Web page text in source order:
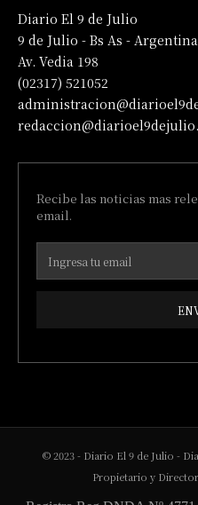
Diario El 9 de Julio
9 de Julio - Bs As - Argentina
Av. Vedia 198
(02317) 521052
Recibe las noticias mas
email.
© 2023 - Diario El 9 de Julio -
Propietario y